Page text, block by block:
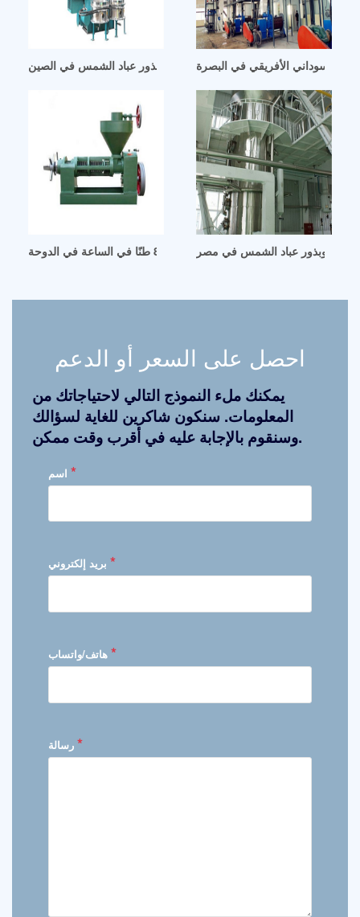
عصر زيت الفول السوداني آلة عصر زيت بذور عباد الشمس في الصين
السوداني الأفريقي في البصرة
طحن زيت الفول السوداني 80 طنًا في الساعة في الدوحة
اللفت وبذور عباد الشمس في مصر
احصل على السعر أو الدعم
يمكنك ملء النموذج التالي لاحتياجاتك من
المعلومات. سنكون شاكرين للغاية لسؤالك
وسنقوم بالإجابة عليه في أقرب وقت ممكن.
*
*
*
*